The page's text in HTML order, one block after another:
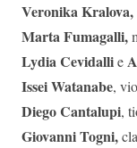
Veronika Kralova,
Marta Fumagalli,
Lydia Cevidallie
Issei Watanabe,
Diego Cantalupi,
Giovanni Togni,